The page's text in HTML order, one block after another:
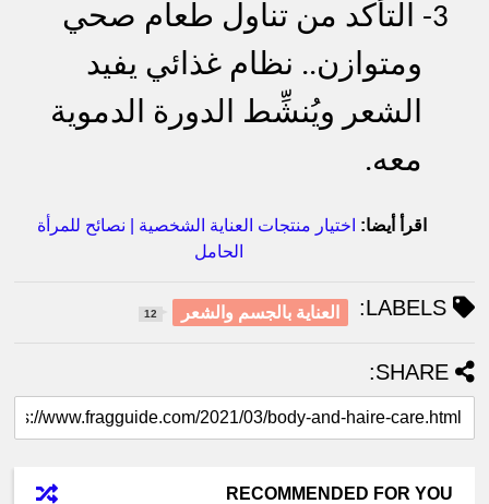
3-
التأكد من تناول طعام صحي
ومتوازن.. نظام غذائي يفيد
الشعر ويُنشِّط الدورة الدموية
معه.
اقرأ أيضا: اختيار منتجات العناية الشخصية | نصائح للمرأة
الحامل
LABELS: العناية بالجسم والشعر 12
SHARE:
RECOMMENDED FOR YOU